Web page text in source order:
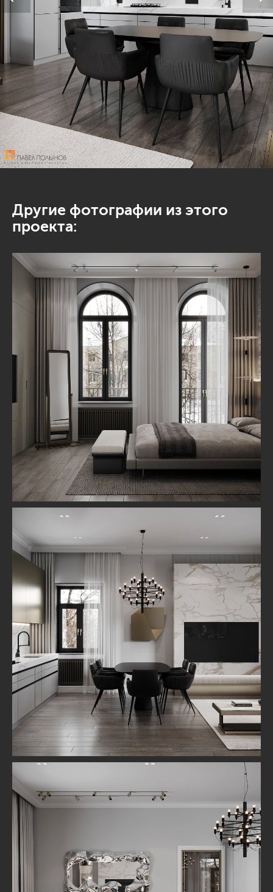
Другие фотографии из этого
проекта: